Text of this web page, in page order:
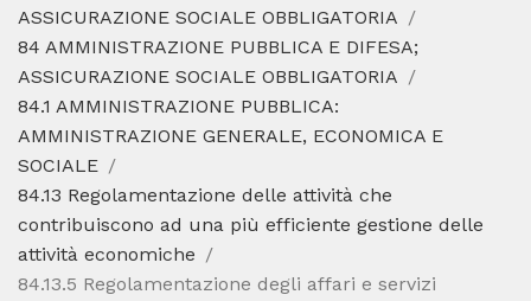
CODICE ATECO A COSA SERVE
CODICE FISCALE
ASSICURAZIONE SOCIALE OBBLIGATORIA
84 AMMINISTRAZIONE PUBBLICA E DIFESA;
ASSICURAZIONE SOCIALE OBBLIGATORIA
84.1 AMMINISTRAZIONE PUBBLICA:
AMMINISTRAZIONE GENERALE, ECONOMICA E
SOCIALE
84.13 Regolamentazione delle attività che
contribuiscono ad una più efficiente gestione delle
attività economiche
84.13.5 Regolamentazione degli affari e servizi